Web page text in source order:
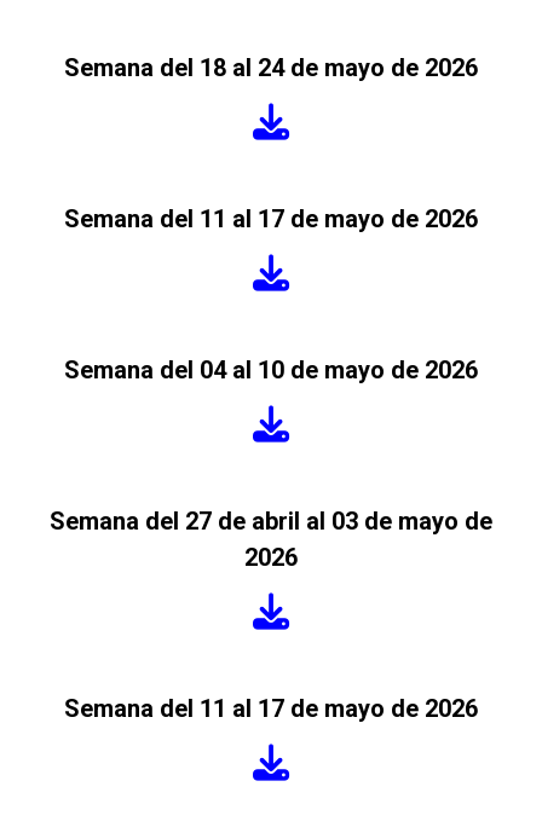
Semana del 18 al 24 de mayo de 2026
Semana del 11 al 17 de mayo de 2026
Semana del 04 al 10 de mayo de 2026
Semana del 27 de abril al 03 de mayo de
2026
Semana del 11 al 17 de mayo de 2026